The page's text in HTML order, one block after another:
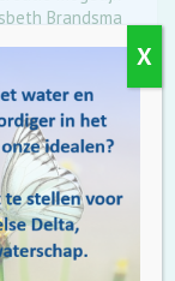
Brandsma
onze
X